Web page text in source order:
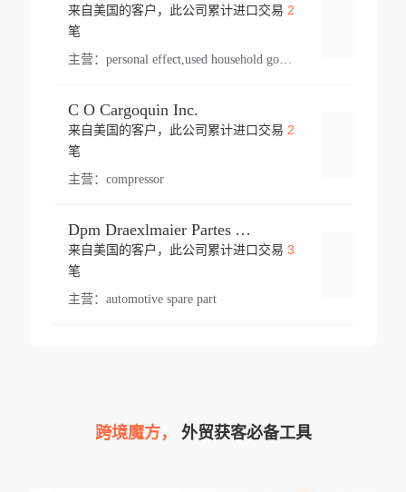
来自美国的客户，此公司累计进口交易 2
笔
主营： personal effect,used household goods
C O Cargoquin Inc.
来自美国的客户，此公司累计进口交易 2
笔
主营： compressor
Dpm Draexlmaier Partes Automotrices Corr Ind Huejotzingo
来自美国的客户，此公司累计进口交易 3
笔
主营： automotive spare part
跨境魔方， 外贸获客必备工具